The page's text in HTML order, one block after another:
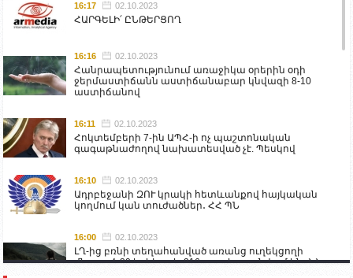
16:17 02.10.2023
ՀԱՐԳԵԼԻ՛ ԸՆԹԵՐՑՈՂ
16:16 02.10.2023
Հանրապետությունում առաջիկա օրերին օդի
ջերմաստիճանն աստիճանաբար կնվազի 8-10
աստիճանով
16:11 02.10.2023
Հոկտեմբերի 7-ին ԱՊՀ-ի ոչ պաշտոնական
գագաթնաժողով նախատեսված չէ. Պեսկով
16:10 02.10.2023
Ադրբեջանի ԶՈՒ կրակի հետևանքով հայկական
կողմում կան տուժածներ․ ՀՀ ՊՆ
16:00 02.10.2023
ԼՂ-ից բռնի տեղահանված առանց ուղեկցողի
մնացած 20 երեխա և 216 տարեց գտնվում են ՀՀ